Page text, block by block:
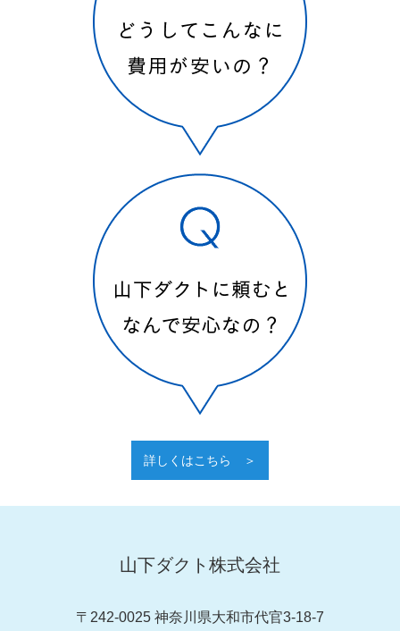
詳しくはこちら ＞
山下ダクト株式会社
〒242-0025 神奈川県⼤和市代官3-18-7